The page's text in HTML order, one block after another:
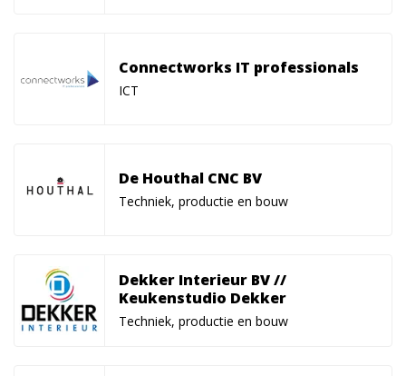
Connectworks IT professionals
ICT
De Houthal CNC BV
Techniek, productie en bouw
Dekker Interieur BV //
Keukenstudio Dekker
Techniek, productie en bouw